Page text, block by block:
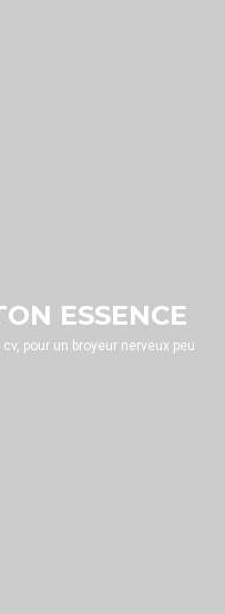
ESSENCE
pour un broyeur nerveux peu